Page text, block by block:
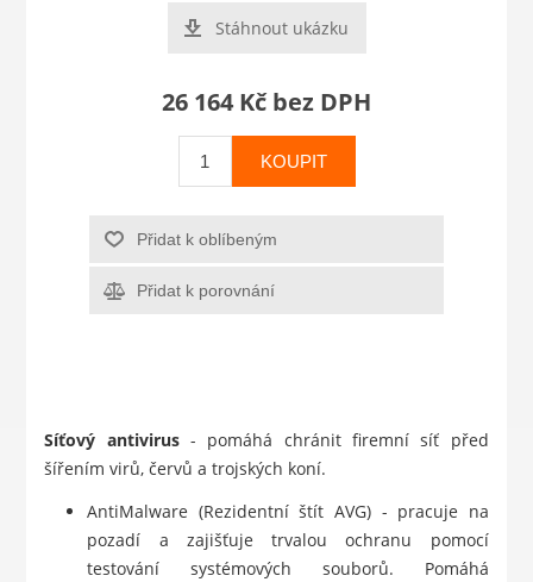
Stáhnout ukázku
26 164 Kč bez DPH
KOUPIT
Přidat k oblíbeným
Přidat k porovnání
Síťový antivirus- pomáhá chránit firemní síť před
šířením virů, červů a trojských koní.
AntiMalware (Rezidentní štít AVG) - pracuje na
pozadí a zajišťuje trvalou ochranu pomocí
testování systémových souborů. Pomáhá